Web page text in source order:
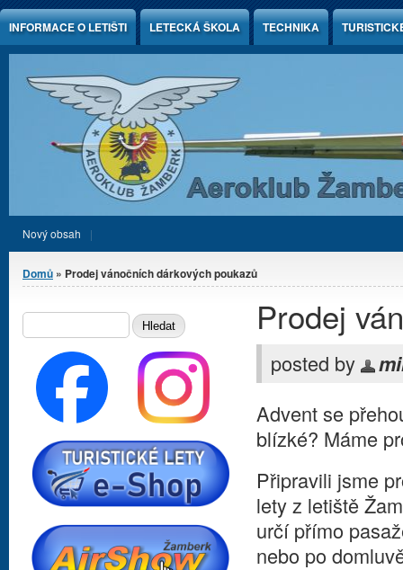
Jump to Content
INFORMACE O LETIŠTI LETECKÁ ŠKOLA TECHNIKA
Nový obsah
Jste zde
Domů » Prodej vánočních dárkových poukazů
Prodej
posted by
Advent se
blízké? Máme
Připravili jsme
lety z letiště
určí přímo
nebo po
Vyhledávání